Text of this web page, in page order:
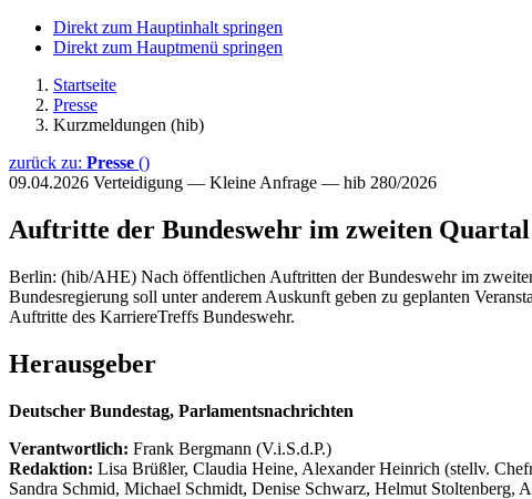
Direkt zum Hauptinhalt springen
Direkt zum Hauptmenü springen
Startseite
Presse
Kurzmeldungen (hib)
zurück zu: Presse ()
09.04.2026 Verteidigung — Kleine Anfrage — hib 280/2026
Auftritte der Bundeswehr im zweiten Quartal
Berlin: (hib/AHE) Nach öffentlichen Auftritten der Bundeswehr im
Bundesregierung soll unter anderem Auskunft geben zu geplanten
Auftritte des KarriereTreffs Bundeswehr.
Herausgeber
Deutscher Bundestag, Parlamentsnachrichten
Verantwortlich: Frank Bergmann (V.i.S.d.P.)
Redaktion: Lisa Brüßler, Claudia Heine, Alexander Heinrich (stellv.
Sandra Schmid, Michael Schmidt, Denise Schwarz, Helmut Stoltenberg,